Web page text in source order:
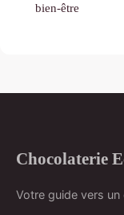
bien-être
Chocolaterie
Votre guide vers